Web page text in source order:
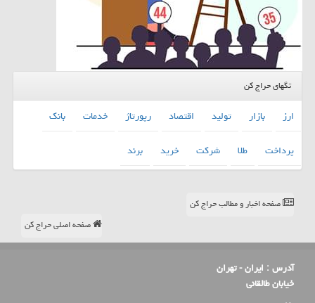
تگهای حراج کن
ارز بازار تولید اقتصاد رپورتاژ خدمات
بانك
پرداخت
طلا شركت خرید برند
صفحه اخبار و مطالب حراج کن
صفحه اصلی حراج کن
آدرس : ایران - تهران
خیابان طالقانی